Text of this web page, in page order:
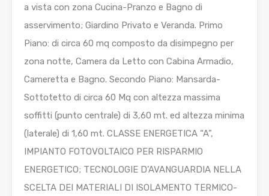
a vista con zona Cucina-Pranzo e Bagno di
asservimento; Giardino Privato e Veranda. Primo
Piano: di circa 60 mq composto da disimpegno per
zona notte, Camera da Letto con Cabina Armadio,
Cameretta e Bagno. Secondo Piano: Mansarda-
Sottotetto di circa 60 Mq con altezza massima
soffitti (punto centrale) di 3,60 mt. ed altezza minima
(laterale) di 1,60 mt. CLASSE ENERGETICA “A”,
IMPIANTO FOTOVOLTAICO PER RISPARMIO
ENERGETICO; TECNOLOGIE D’AVANGUARDIA NELLA
SCELTA DEI MATERIALI DI ISOLAMENTO TERMICO-